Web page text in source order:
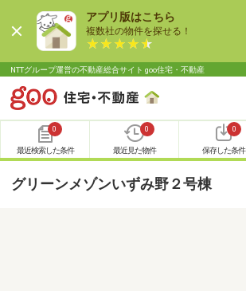
アプリ版はこちら
複数社の物件を探せる！
NTTグループ運営の不動産総合サイト goo住宅・不動産
0
最近検索した条件
0
最近見た物件
0
保存した条件
グリーンメゾンいずみ野２号棟